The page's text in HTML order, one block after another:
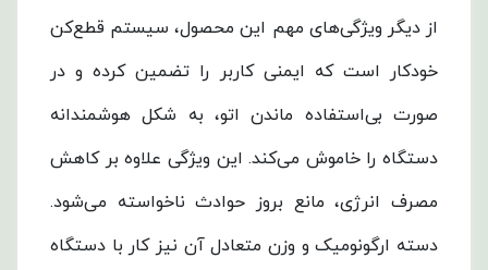
از دیگر ویژگی‌های مهم این محصول، سیستم قطع‌کن
خودکار است که ایمنی کاربر را تضمین کرده و در
صورت بی‌استفاده ماندن اتو، به شکل هوشمندانه
دستگاه را خاموش می‌کند. این ویژگی علاوه بر کاهش
مصرف انرژی، مانع بروز حوادث ناخواسته می‌شود.
دسته ارگونومیک و وزن متعادل آن نیز کار با دستگاه